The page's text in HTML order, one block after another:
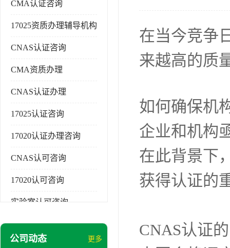
CMA认证咨询
17025资质办理辅导机构
CNAS认证咨询
CMA资质办理
CNAS认证办理
17025认证咨询
17020认证办理咨询
CNAS认可咨询
17020认可咨询
实验室认可咨询
公司动态 更多
在当今竞争
来越高的质
如何确保机